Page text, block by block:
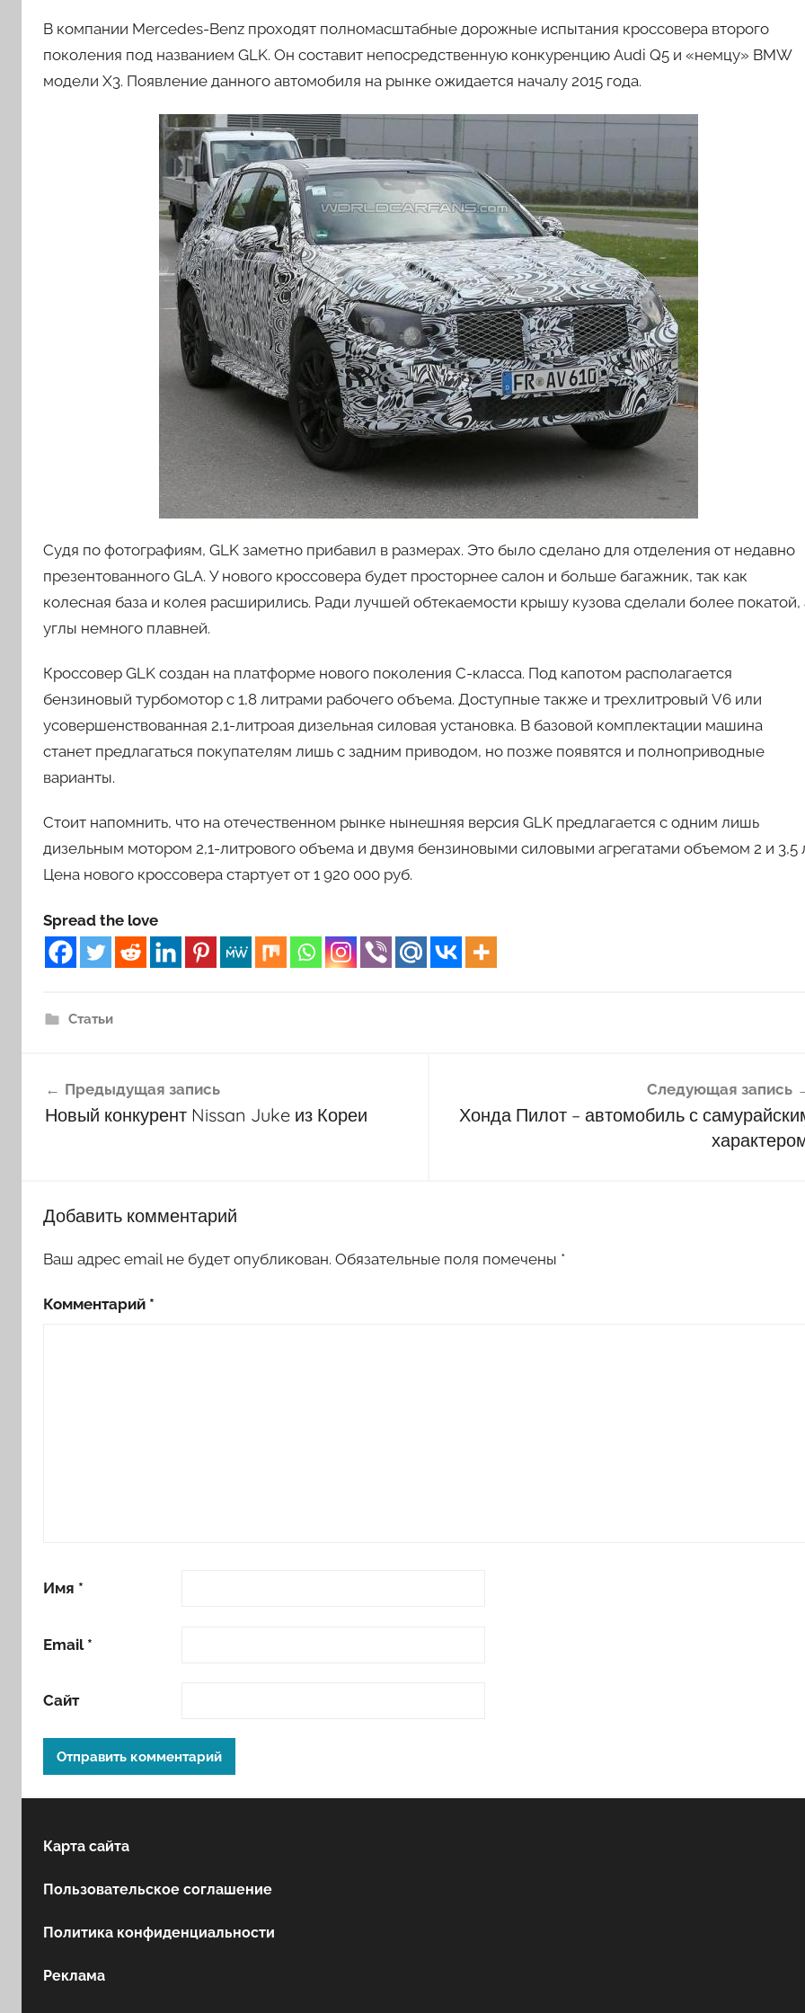
В компании Mercedes-Benz проходят полномасштабные дорожные испытания кроссовера второго
поколения под названием GLK. Он составит непосредственную конкуренцию Audi Q5 и «немцу» BMW
модели X3. Появление данного автомобиля на рынке ожидается началу 2015 года.
Судя по фотографиям, GLK заметно прибавил в размерах. Это было сделано для отделения от недавно
презентованного GLA. У нового кроссовера будет просторнее салон и больше багажник, так как
колесная база и колея расширились. Ради лучшей обтекаемости крышу кузова сделали более покатой,
углы немного плавней.
Кроссовер GLK создан на платформе нового поколения С-класса. Под капотом располагается
бензиновый турбомотор с 1,8 литрами рабочего объема. Доступные также и трехлитровый V6 или
усовершенствованная 2,1-литроая дизельная силовая установка. В базовой комплектации машина
станет предлагаться покупателям лишь с задним приводом, но позже появятся и полноприводные
варианты.
Стоит напомнить, что на отечественном рынке нынешняя версия GLK предлагается с одним лишь
дизельным мотором 2,1-литрового объема и двумя бензиновыми силовыми агрегатами объемом 2 и 3,5
Цена нового кроссовера стартует от 1 920 000 руб.
Spread the love
Статьи
по
Предыдущая запись
Новый конкурент Nissan Juke из Кореи
Следующая запись
Хонда Пилот – автомобиль с
Добавить комментарий
Ваш адрес email не будет опубликован. Обязательные поля помечены *
Комментарий *
Имя *
Email *
Сайт
Карта сайта
Пользовательское соглашение
Политика конфиденциальности
Реклама